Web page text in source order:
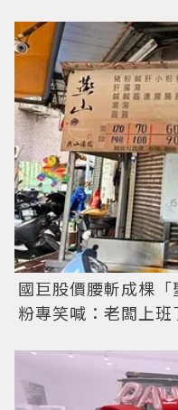
國巨股價腰斬成棵
粉專笑喊：老闆上班